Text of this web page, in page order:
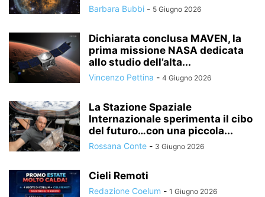
Barbara Bubbi - 5 Giugno 2026
Dichiarata conclusa MAVEN, la
prima missione NASA dedicata
allo studio dell’alta...
Vincenzo Pettina - 4 Giugno 2026
La Stazione Spaziale
Internazionale sperimenta il cibo
del futuro…con una piccola...
Rossana Conte - 3 Giugno 2026
Cieli Remoti
Redazione Coelum - 1 Giugno 2026